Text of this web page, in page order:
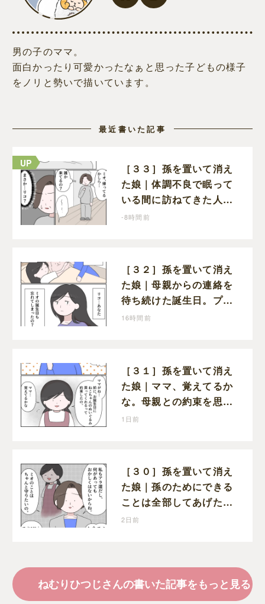
男の子のママ。
面白かったり可愛かったなぁと思った子どもの様子
をノリと勢いで描いています。
最近書いた記事
［３３］孫を置いて消え
た娘｜体調不良で眠って
いる間に訪ねてきた人物
は誰？娘が戻ってきたの
-8時間前
［３２］孫を置いて消え
た娘｜母親からの連絡を
待ち続けた誕生日。プレ
ゼントもお祝いの言葉も
16時間前
［３１］孫を置いて消え
た娘｜ママ、覚えてるか
な。母親との約束を思い
出し寂しそうな孫に胸が
1日前
［３０］孫を置いて消え
た娘｜孫のためにできる
ことは全部してあげた
い。孫を養子に迎えるこ
2日前
ねむりひつじさんの書いた記事をもっと見る